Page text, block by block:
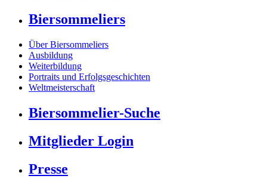
Biersommeliers
Über Biersommeliers
Ausbildung
Weiterbildung
Portraits und Erfolgsgeschichten
Weltmeisterschaft
Biersommelier-Suche
Mitglieder Login
Presse